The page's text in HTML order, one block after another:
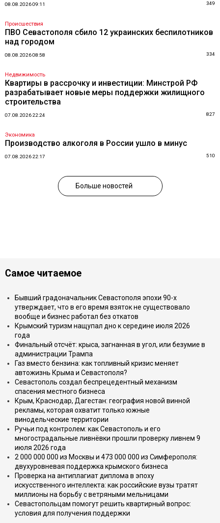
08.08.2026 09:11 349
Происшествия
ПВО Севастополя сбило 12 украинских беспилотников
над городом
08.08.2026 08:58 334
Недвижимость
Квартиры в рассрочку и инвестиции: Минстрой РФ
разрабатывает новые меры поддержки жилищного
строительства
07.08.2026 22:24 827
Экономика
Производство алкоголя в России ушло в минус
07.08.2026 22:17 510
Больше новостей
Самое читаемое
Бывший градоначальник Севастополя эпохи 90-х
утверждает, что в его время взяток не существовало
вообще и бизнес работал без откатов
Крымский туризм нащупал дно к середине июля 2026
года
Финальный отсчёт: крыса, загнанная в угол, или безумие в
администрации Трампа
Газ вместо бензина: как топливный кризис меняет
автожизнь Крыма и Севастополя?
Севастополь создал беспрецедентный механизм
спасения местного бизнеса
Крым, Краснодар, Дагестан: география новой винной
рекламы, которая охватит только южные
винодельческие территории
Ручьи под контролем: как Севастополь и его
многострадальные ливнёвки прошли проверку ливнем 9
июля 2026 года
2 000 000 000 из Москвы и 473 000 000 из Симферополя:
двухуровневая поддержка крымского бизнеса
Проверка на антиплагиат диплома в эпоху
искусственного интеллекта: как российские вузы тратят
миллионы на борьбу с ветряными мельницами
Севастопольцам помогут решить квартирный вопрос:
условия для получения поддержки